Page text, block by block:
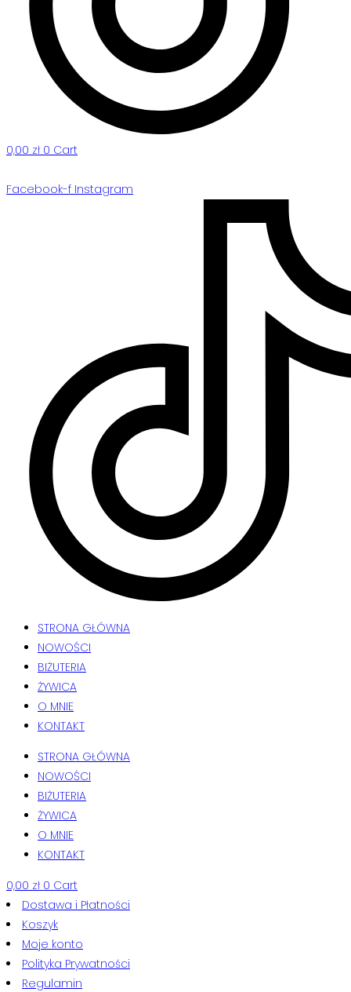
0,00 zł 0 Cart
Facebook-f Instagram
STRONA GŁÓWNA
NOWOŚCI
BIŻUTERIA
ŻYWICA
O MNIE
KONTAKT
STRONA GŁÓWNA
NOWOŚCI
BIŻUTERIA
ŻYWICA
O MNIE
KONTAKT
0,00 zł 0 Cart
Dostawa i Płatności
Koszyk
Moje konto
Polityka Prywatności
Regulamin